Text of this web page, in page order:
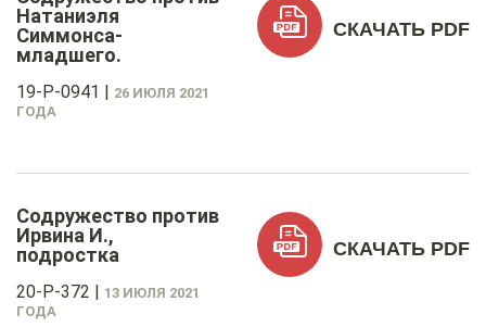
Натаниэля
Симмонса-
младшего.
19-P-0941 | 26 ИЮЛЯ 2021
ГОДА
СКАЧАТЬ PDF
Содружество против
Ирвина И.,
подростка
20-P-372 | 13 ИЮЛЯ 2021
ГОДА
СКАЧАТЬ PDF